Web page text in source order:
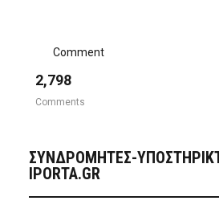
Comment
2,798
Comments
ΣΥΝΔΡΟΜΗΤΈΣ-
IPORTA.GR